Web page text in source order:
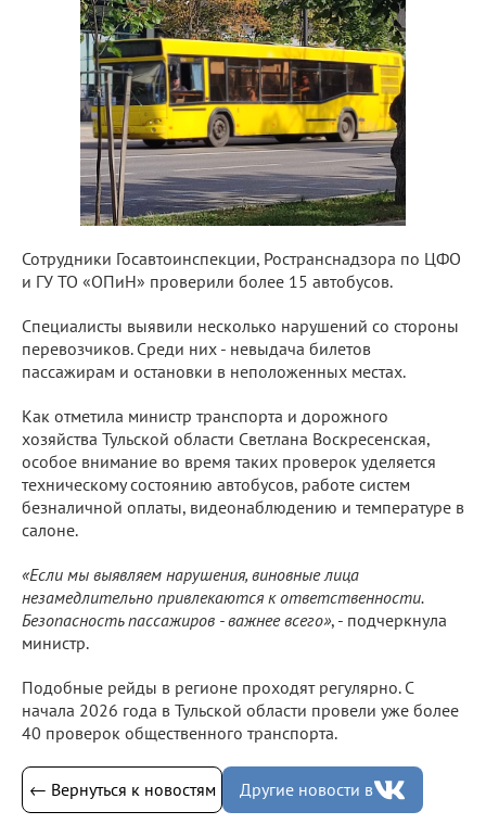
Сотрудники Госавтоинспекции, Ространснадзора по ЦФО
и ГУ ТО «ОПиН» проверили более 15 автобусов.
Специалисты выявили несколько нарушений со стороны
перевозчиков. Среди них - невыдача билетов
пассажирам и остановки в неположенных местах.
Как отметила министр транспорта и дорожного
хозяйства Тульской области Светлана Воскресенская,
особое внимание во время таких проверок уделяется
техническому состоянию автобусов, работе систем
безналичной оплаты, видеонаблюдению и температуре в
салоне.
«Если мы выявляем нарушения, виновные лица
незамедлительно привлекаются к ответственности.
Безопасность пассажиров - важнее всего», - подчеркнула
министр.
Подобные рейды в регионе проходят регулярно. С
начала 2026 года в Тульской области провели уже более
40 проверок общественного транспорта.
← Вернуться к новостям Другие новости в